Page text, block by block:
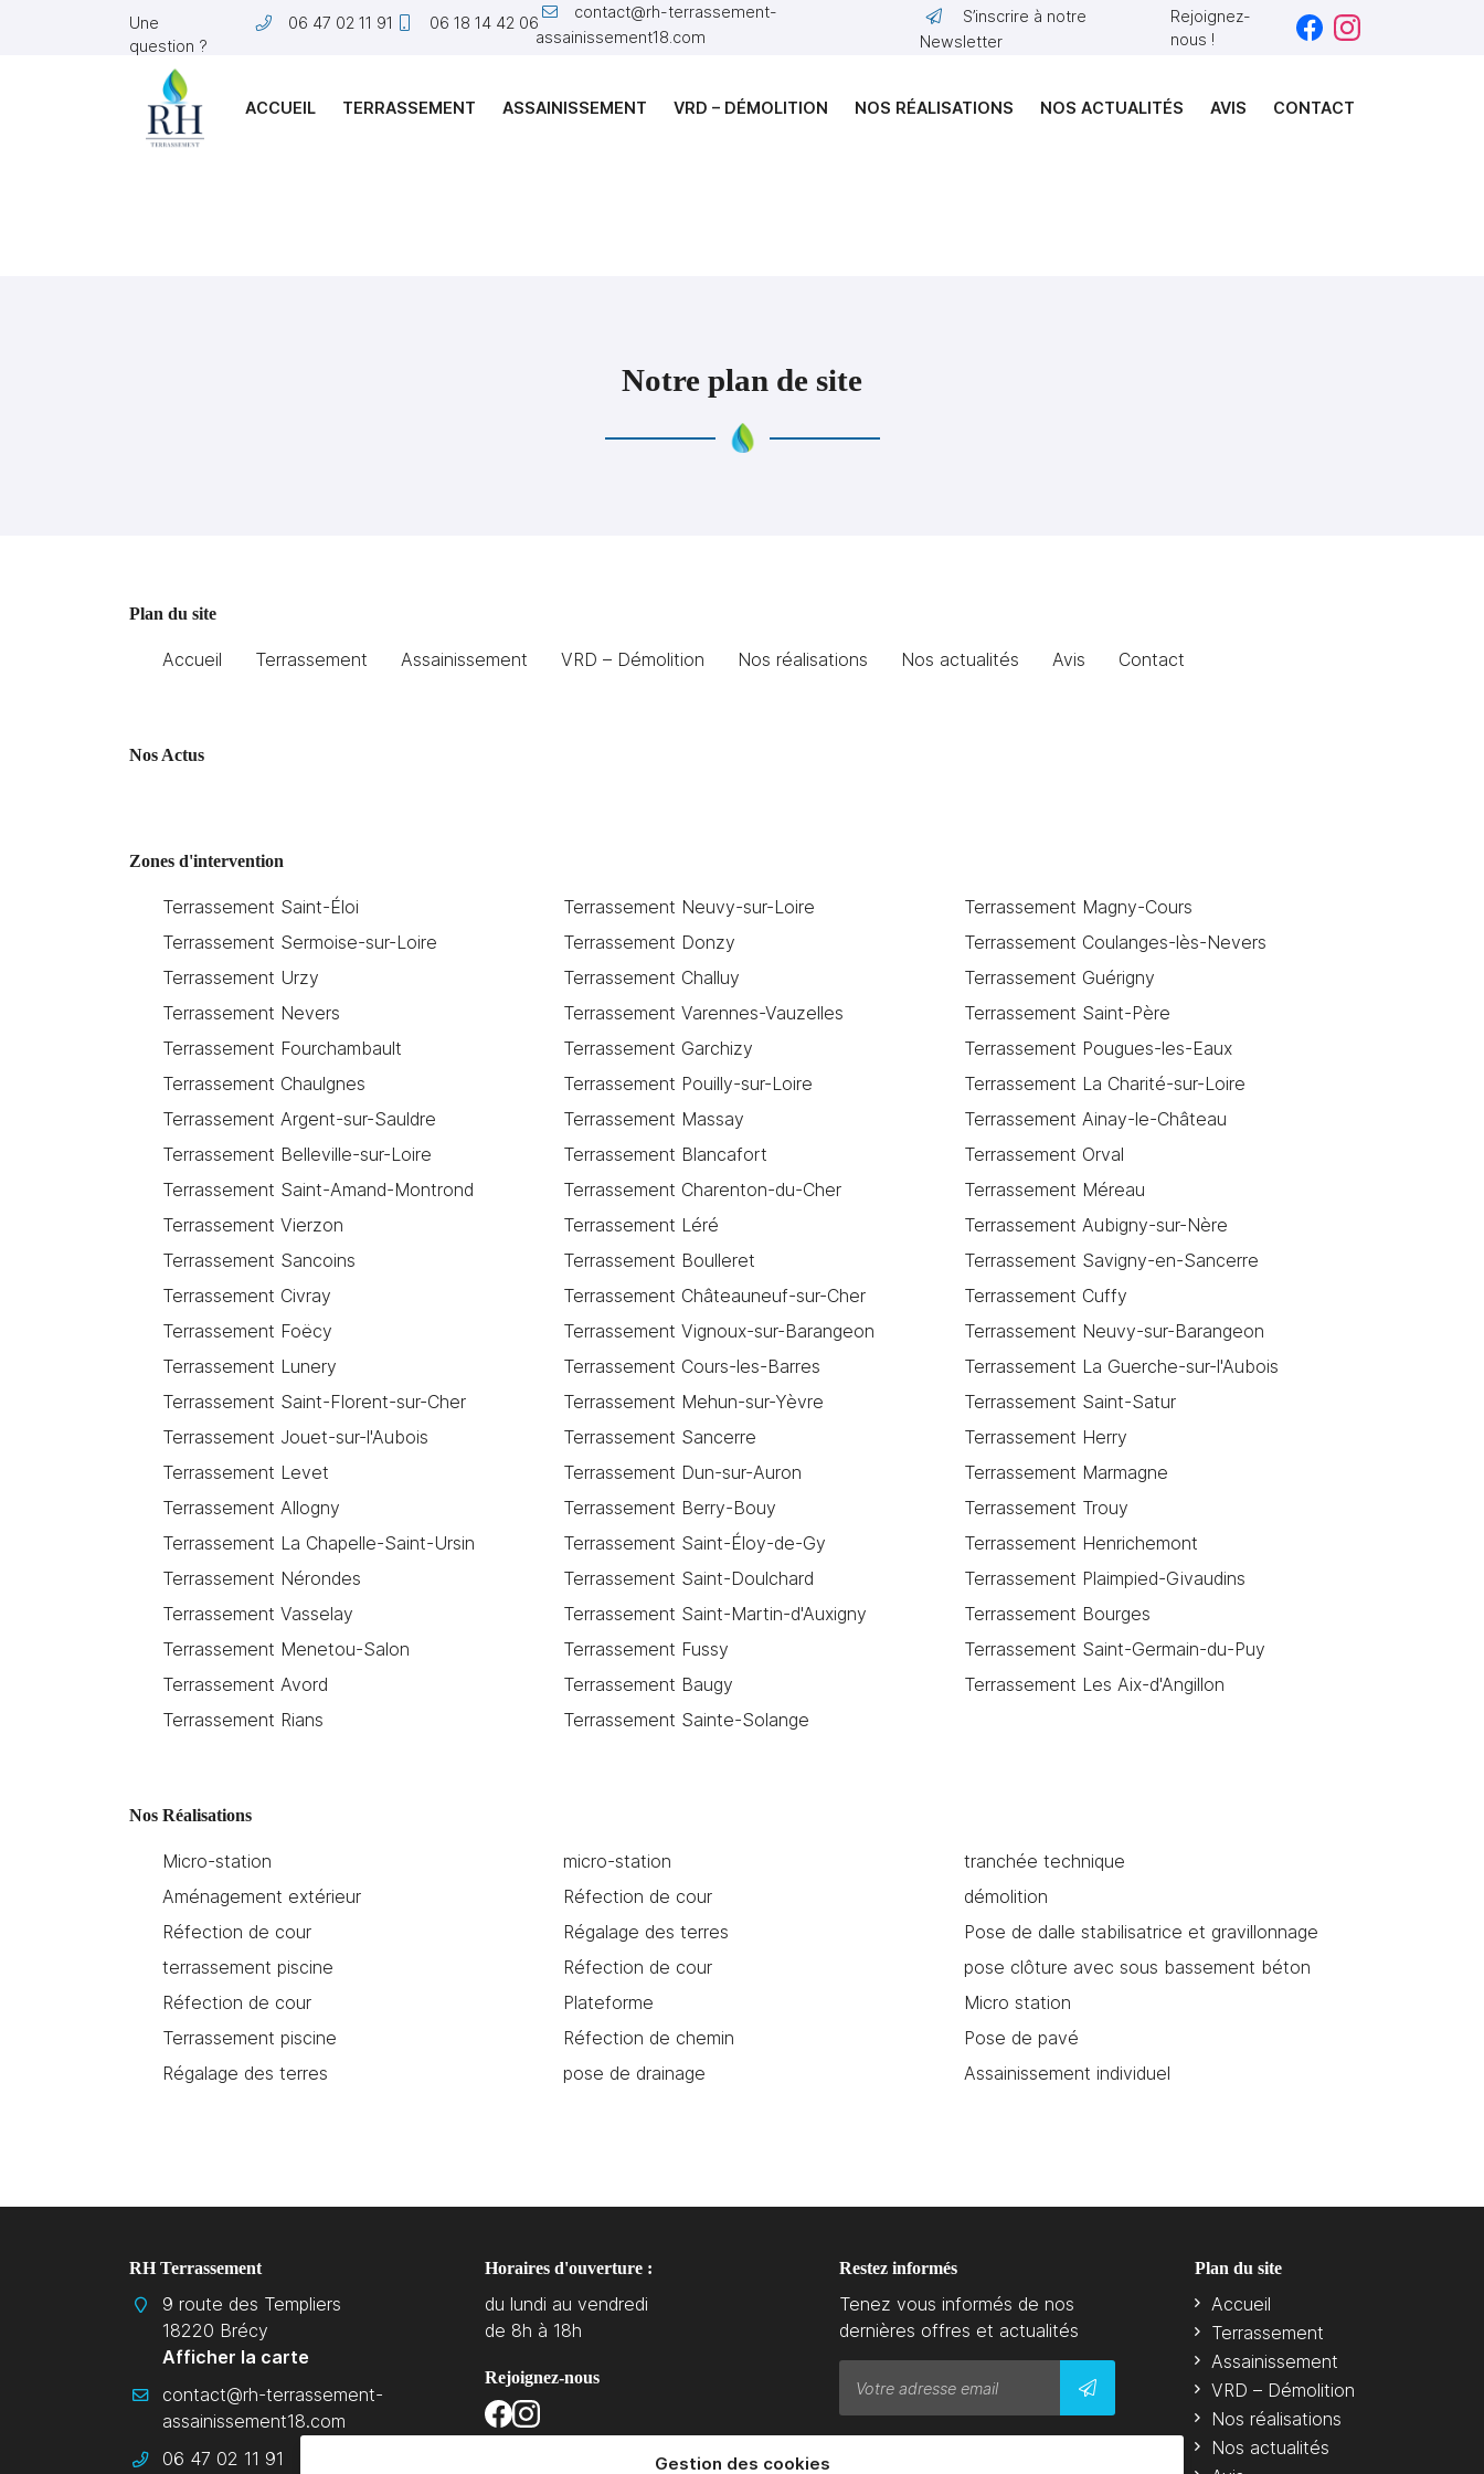
Une
question ?
06 47 02 11 91 06 18 14 42 06
S’inscrire à notre
Newsletter
Rejoignez-
nous !
ACCUEIL TERRASSEMENT ASSAINISSEMENT VRD – DÉMOLITION NOS RÉALISATIONS NOS ACTUALITÉS AVIS CONTACT
9 route des Templiers
06 47 02 11 91
En cochant cette case, vous consentez à recevoir nos propositions
Notre plan de site
Plan du site
Accueil Terrassement Assainissement VRD – Démolition Nos réalisations Nos actualités Avis Contact
Nos Actus
Zones d'intervention
Terrassement Saint-Éloi Terrassement Neuvy-sur-Loire
Terrassement Magny-Cours
Terrassement Sermoise-sur-Loire
Terrassement Donzy
Terrassement Coulanges-lès-Nevers
Terrassement Urzy
Terrassement Challuy
Terrassement Guérigny
Terrassement Nevers
Terrassement Varennes-Vauzelles
Terrassement Saint-Père
Terrassement Fourchambault
Terrassement Garchizy
Terrassement Pougues-les-Eaux
Terrassement Chaulgnes
Terrassement Pouilly-sur-Loire
Terrassement La Charité-sur-Loire
Terrassement Argent-sur-Sauldre
Terrassement Massay
Terrassement Ainay-le-Château
Terrassement Belleville-sur-Loire
Terrassement Blancafort
Terrassement Orval
Terrassement Saint-Amand-Montrond
Terrassement Charenton-du-Cher
Terrassement Méreau
Terrassement Vierzon
Terrassement Léré
Terrassement Aubigny-sur-Nère
Terrassement Sancoins
Terrassement Boulleret
Terrassement Savigny-en-Sancerre
Terrassement Civray
Terrassement Châteauneuf-sur-Cher
Terrassement Cuffy
Terrassement Foëcy
Terrassement Vignoux-sur-Barangeon
Terrassement Neuvy-sur-Barangeon
Terrassement Lunery
Terrassement Cours-les-Barres
Terrassement La Guerche-sur-l'Aubois
Terrassement Saint-Florent-sur-Cher
Terrassement Mehun-sur-Yèvre
Terrassement Saint-Satur
Terrassement Jouet-sur-l'Aubois
Terrassement Sancerre
Terrassement Herry
Terrassement Levet
Terrassement Dun-sur-Auron
Terrassement Marmagne
Terrassement Allogny
Terrassement Berry-Bouy
Terrassement Trouy
Terrassement La Chapelle-Saint-Ursin
Terrassement Saint-Éloy-de-Gy
Terrassement Henrichemont
Terrassement Nérondes
Terrassement Saint-Doulchard
Terrassement Plaimpied-Givaudins
Terrassement Vasselay
Terrassement Saint-Martin-d'Auxigny
Terrassement Bourges
Terrassement Menetou-Salon
Terrassement Fussy
Terrassement Saint-Germain-du-Puy
Terrassement Avord
Terrassement Baugy
Terrassement Les Aix-d'Angillon
Terrassement Rians
Terrassement Sainte-Solange
Nos Réalisations
Micro-station micro-station
tranchée technique
Aménagement extérieur
Réfection de cour
démolition
Réfection de cour
Régalage des terres
Pose de dalle stabilisatrice et gravillonnage
terrassement piscine
Réfection de cour
pose clôture avec sous bassement béton
Réfection de cour
Plateforme
Micro station
Terrassement piscine
Réfection de chemin
Pose de pavé
Régalage des terres
pose de drainage Assainissement individuel
RH Terrassement
9 route des Templiers
18220 Brécy
Afficher la carte
06 47 02 11 91
Horaires d'ouverture :
du lundi au vendredi
de 8h à 18h
Rejoignez-nous
Restez informés
Tenez vous informés de nos
dernières offres et actualités
Plan du site
Accueil
Terrassement
Assainissement
VRD – Démolition
Nos réalisations
Nos actualités
Gestion des cookies